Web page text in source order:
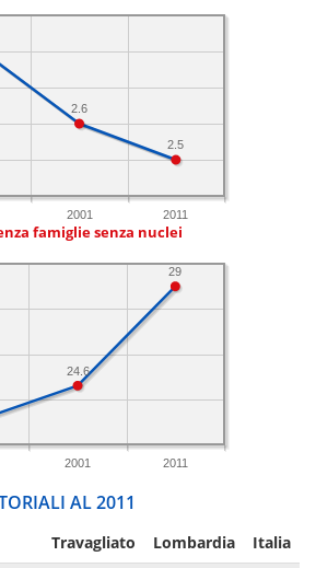
2001 2011
2.5
2.6
famiglie senza nuclei
2001 2011
29
24.6
AL 2011
Travagliato Lombardia Italia